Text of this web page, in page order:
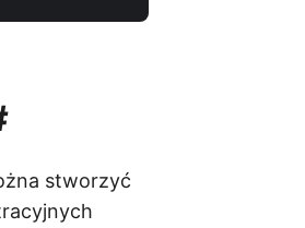
stworzyć